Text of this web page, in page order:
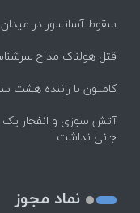
سقوط آسانسور در میدان آرژانتین
قتل هولناک مداح
کامیون با راننده هشت
آتش سوزی و انفجار یک
جانی نداشت
نماد مجوز